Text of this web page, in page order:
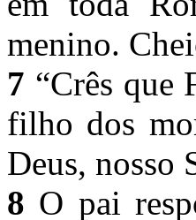
menino.
7 “Crês que
filho dos
Deus, nosso
8 O pai